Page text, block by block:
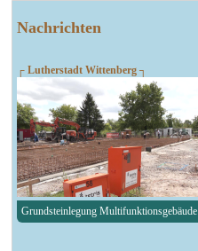
Nachrichten
┌ Lutherstadt Wittenberg ┐
Grundsteinlegung Multifunktionsgebäude